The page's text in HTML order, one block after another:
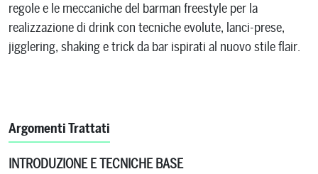
regole e le meccaniche del barman freestyle per la
realizzazione di drink con tecniche evolute, lanci-prese,
jigglering, shaking e trick da bar ispirati al nuovo stile flair.
Argomenti Trattati
INTRODUZIONE E TECNICHE BASE